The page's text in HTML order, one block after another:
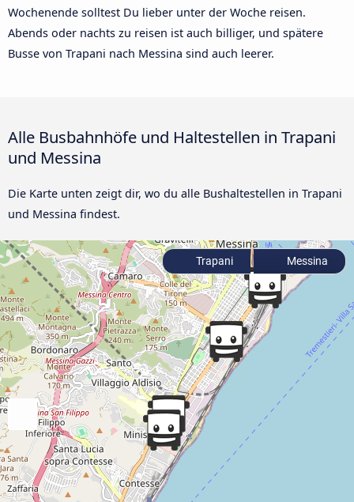
Wochenende solltest Du lieber unter der Woche reisen.
Abends oder nachts zu reisen ist auch billiger, und spätere
Busse von Trapani nach Messina sind auch leerer.
Alle Busbahnhöfe und Haltestellen in Trapani
und Messina
Die Karte unten zeigt dir, wo du alle Bushaltestellen in Trapani
und Messina findest.
Trapani Messina